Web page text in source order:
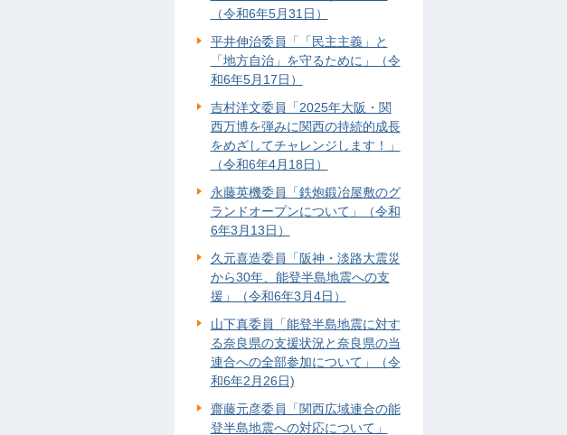
（令和6年5月31日）
平井伸治委員「「民主主義」と
「地方自治」を守るために」（令
和6年5月17日）
吉村洋文委員「2025年大阪・関
西万博を弾みに関西の持続的成長
をめざしてチャレンジします！」
（令和6年4月18日）
永藤英機委員「鉄炮鍛冶屋敷のグ
ランドオープンについて」（令和
6年3月13日）
久元喜造委員「阪神・淡路大震災
から30年、能登半島地震への支
援」（令和6年3月4日）
山下真委員「能登半島地震に対す
る奈良県の支援状況と奈良県の当
連合への全部参加について」（令
和6年2月26日)
齋藤元彦委員「関西広域連合の能
登半島地震への対応について」